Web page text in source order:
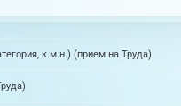
к.м.н.) (прием на Труда)